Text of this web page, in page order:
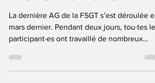
La rédaction
12 mai
6 min de lecture
Riche AG 2026 !